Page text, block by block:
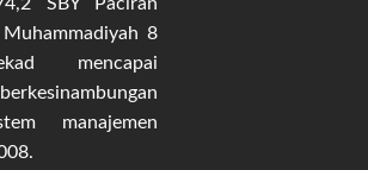
8
mencapai
manajemen